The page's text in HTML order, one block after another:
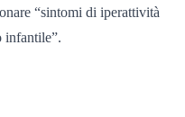
“sintomi di iperattività
infantile”.